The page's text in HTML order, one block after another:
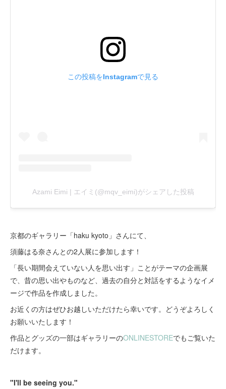
京都のギャラリー「haku kyoto」さんにて、
須藤はる奈さんとの2人展に参加します！
「長い期間会えていない人を思い出す」ことがテーマの企画展
で、昔の思い出やものなど、過去の自分と対話をするようなイメ
ージで作品を作成しました。
お近くの方はぜひお越しいただけたら幸いです。どうぞよろしく
お願いいたします！
作品とグッズの一部はギャラリーのONLINESTOREでもご覧いた
だけます。
"I'll be seeing you."